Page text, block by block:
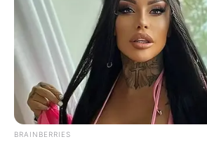
BRAINBERRIES